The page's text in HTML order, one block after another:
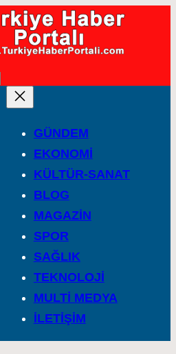
GÜNDEM
EKONOMİ
KÜLTÜR-SANAT
BLOG
MAGAZİN
SPOR
SAĞLIK
TEKNOLOJİ
MULTİ MEDYA
İLETİŞİM